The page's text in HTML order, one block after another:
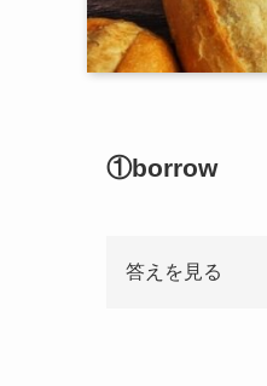
①borrow
答えを見る